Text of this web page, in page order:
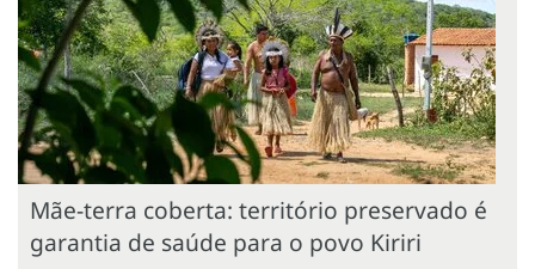
Mãe-terra coberta: território preservado é
garantia de saúde para o povo Kiriri